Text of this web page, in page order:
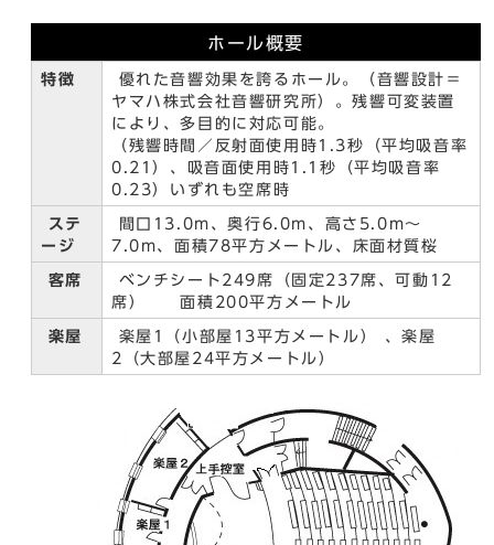
ホール概要
特徴
優れた音響効果を誇るホール。（音響設計＝
ヤマハ株式会社音響研究所）。残響可変装置
により、多目的に対応可能。
（残響時間／反射面使用時1.3秒（平均吸音率
0.21）、吸音面使用時1.1秒（平均吸音率
0.23）いずれも空席時
ステ
ージ
間口13.0m、奥行6.0m、高さ5.0m～
7.0m、面積78平方メートル、床面材質桜
客席
ベンチシート249席（固定237席、可動12
席） 面積200平方メートル
楽屋
楽屋1（小部屋13平方メートル） 、楽屋
2（大部屋24平方メートル）